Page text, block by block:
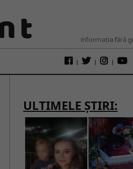
Informația fără
ULTIMELE ȘTIRI: